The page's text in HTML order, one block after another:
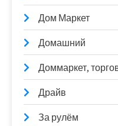
Дом Маркет
Домашний
Доммаркет,
Драйв
За рулём